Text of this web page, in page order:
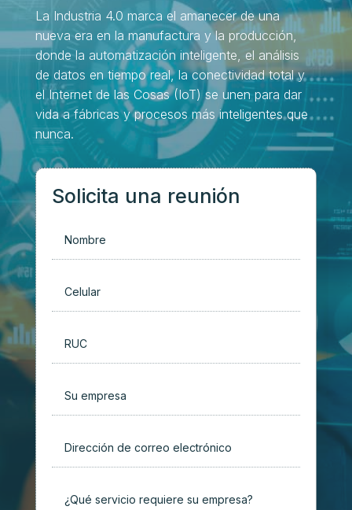
La Industria 4.0 marca el amanecer de una
nueva era en la manufactura y la producción,
donde la automatización inteligente, el análisis
de datos en tiempo real, la conectividad total y
el Internet de las Cosas (IoT) se unen para dar
vida a fábricas y procesos más inteligentes que
nunca.
Solicita una reunión